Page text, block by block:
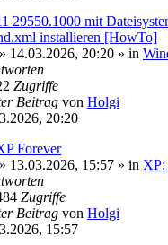
29550.1000 mit
installieren [HowTo]
» 14.03.2026, 20:20 » in
Zugriffe
Beitrag von Holgi
20:20
Forever
» 13.03.2026, 15:57 » in XP:
Zugriffe
Beitrag von Holgi
15:57